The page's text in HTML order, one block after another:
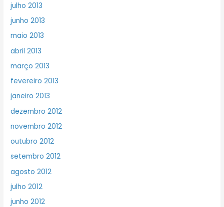
julho 2013
junho 2013
maio 2013
abril 2013
março 2013
fevereiro 2013
janeiro 2013
dezembro 2012
novembro 2012
outubro 2012
setembro 2012
agosto 2012
julho 2012
junho 2012